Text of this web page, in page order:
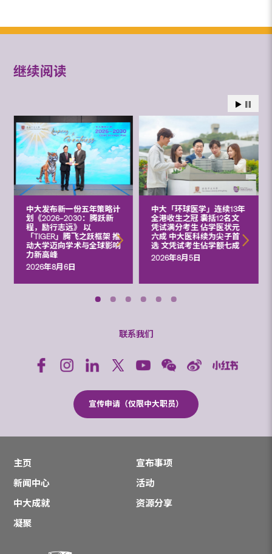
继续阅读
中大发布新一份五年策略计
划《2026‒2030：腾跃新
程，励行志远》 以
「TIGER」腾飞之跃框架 推
动大学迈向学术与全球影响
力新高峰
2026年8月6日
中大「环球医学」连续13年
全港收生之冠 囊括12名文
凭试满分考生 佔学医状元
六成 中大医科续为尖子首
选 文凭试考生佔学额七成
2026年8月5日
联系我们
宣传申请（仅限中大职员）
主页
宣布事项
新闻中心
活动
中大成就
资源分享
凝聚